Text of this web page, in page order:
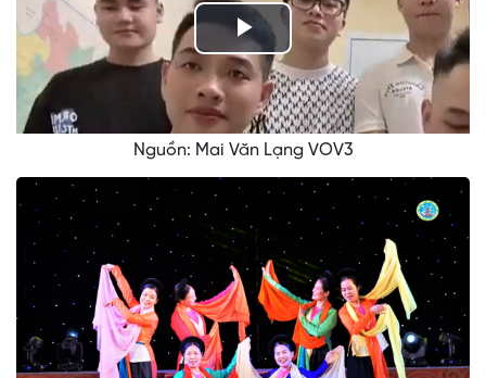
Play
Video
Nguồn: Mai Văn Lạng VOV3